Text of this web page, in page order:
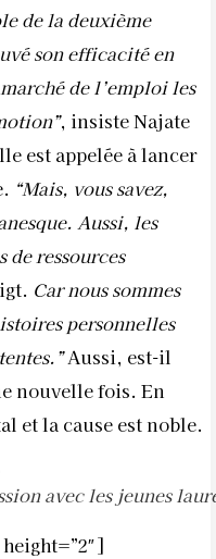
de la deuxième
son efficacité en
de l’emploi les
, insiste Najate
est appelée à lancer
“Mais, vous savez,
Aussi, les
de ressources
Car nous sommes
personnelles
Aussi, est-il
nouvelle fois. En
et la cause est noble.
avec les jeunes